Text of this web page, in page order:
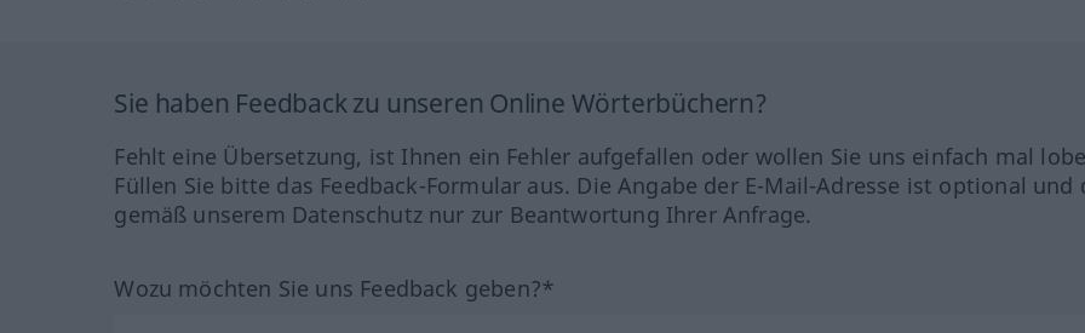
Sie haben Feedback zu unseren Online Wörterbüchern?
Fehlt eine Übersetzung, ist Ihnen ein Fehler aufgefallen oder wollen Sie uns einfach mal
Füllen Sie bitte das Feedback-Formular aus. Die Angabe der E-Mail-Adresse ist optional und
gemäß unserem Datenschutz nur zur Beantwortung Ihrer Anfrage.
Wozu möchten Sie uns Feedback geben?*